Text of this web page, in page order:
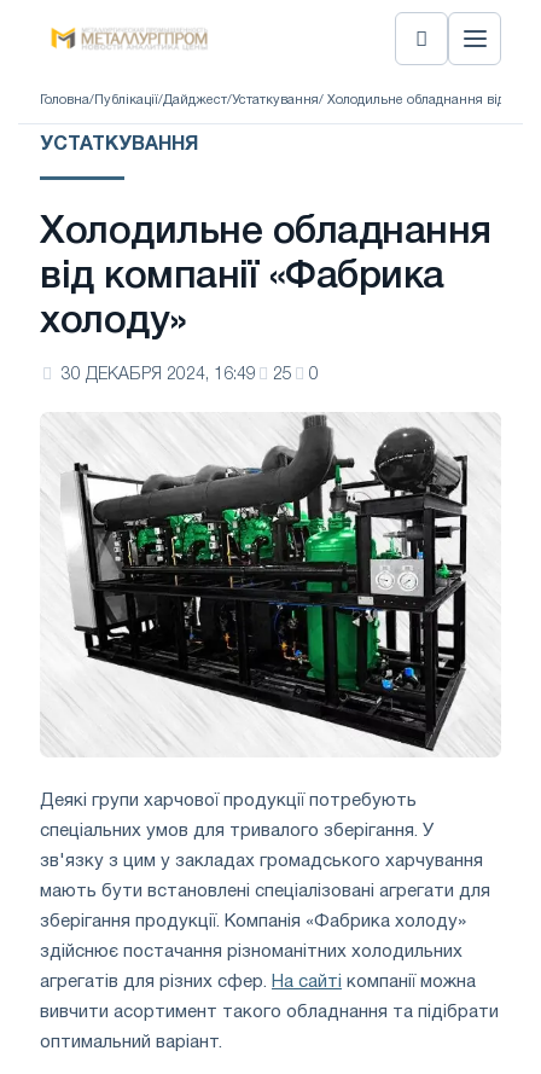
Головна/ Публікації/Дайджест/Устаткування/ Холодильне обладнання від
УСТАТКУВАННЯ
Холодильне обладнання
від компанії «Фабрика
холоду»
30 ДЕКАБРЯ 2024, 16:49 25 0
Деякі групи харчової продукції потребують
спеціальних умов для тривалого зберігання. У
зв'язку з цим у закладах громадського харчування
мають бути встановлені спеціалізовані агрегати для
зберігання продукції. Компанія «Фабрика холоду»
здійснює постачання різноманітних холодильних
агрегатів для різних сфер. На сайті компанії можна
вивчити асортимент такого обладнання та підібрати
оптимальний варіант.